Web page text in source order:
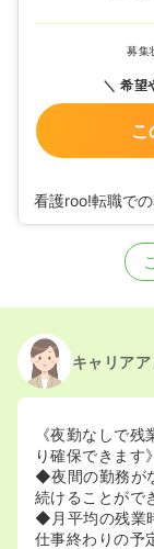
募集
希望
看護roo!転職で
正看
正看
キャリア
《夜勤なしで
り確保できます》
◆夜間の勤務が
続けることがで
◆月平均の残業
仕事終わりの予